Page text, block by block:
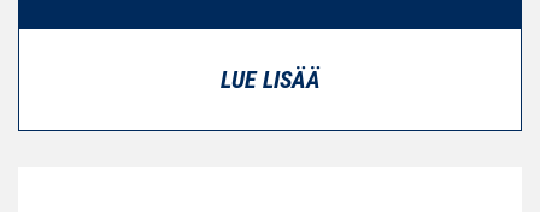
LUE LISÄÄ